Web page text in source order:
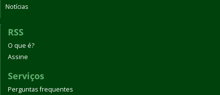
Notícias
RSS
O que é?
Assine
Serviços
Perguntas frequentes